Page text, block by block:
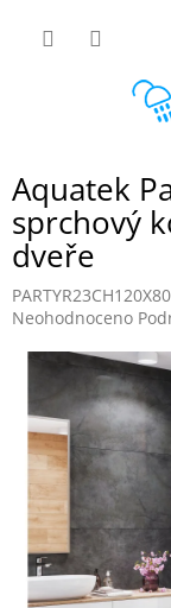
Aquatek
sprchový
dveře
Průměrné
produktu
0,0
hvězdiček.
Neohodnoceno